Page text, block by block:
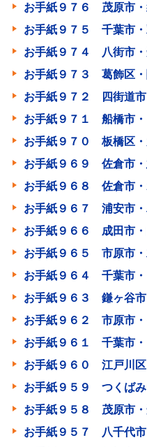
お手紙９７６ 茂原市
お手紙９７５ 千葉市
お手紙９７４ 八街市
お手紙９７３ 葛飾区
お手紙９７２ 四街道
お手紙９７１ 船橋市
お手紙９７０ 板橋区
お手紙９６９ 佐倉市
お手紙９６８ 佐倉市
お手紙９６７ 浦安市
お手紙９６６ 成田市・
お手紙９６５ 市原市
お手紙９６４ 千葉市
お手紙９６３ 鎌ヶ谷
お手紙９６２ 市原市
お手紙９６１ 千葉市
お手紙９６０ 江戸川
お手紙９５９ つくば
お手紙９５８ 茂原市
お手紙９５７ 八千代